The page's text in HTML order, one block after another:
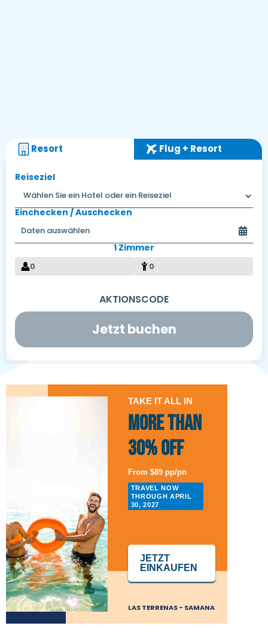
Resort Flug + Resort
Reiseziel
Einchecken / Auschecken
1 Zimmer
0 0
Jetzt buchen
TAKE IT ALL IN
More than
30% Off
From $89 pp/pn
TRAVEL NOW
THROUGH APRIL
30, 2027
LAS TERRENAS - SAMANA
JETZT
EINKAUFEN